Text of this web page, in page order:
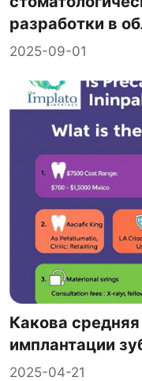
разработки в
2025-09-01
Какова
имплантации
2025-04-21